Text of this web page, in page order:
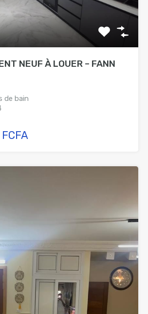
NEUF À LOUER – FANN
de bain